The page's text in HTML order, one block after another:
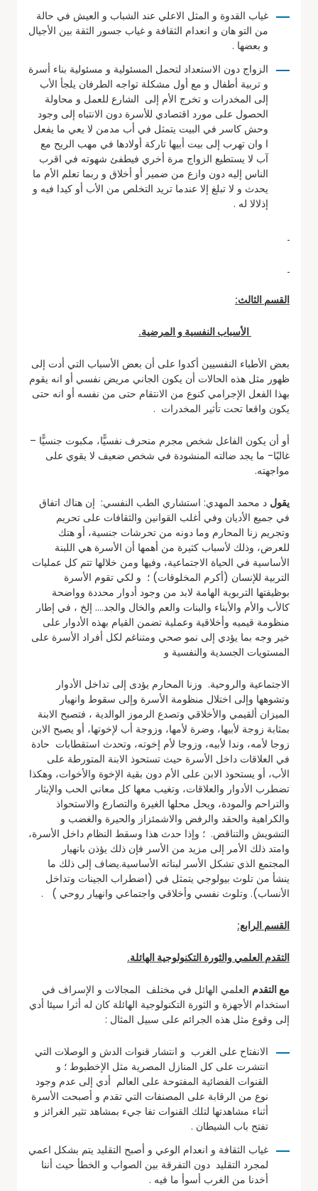
غياب القدوة و المثل الاعلي عند الشباب و العيش في حالة
من التو هان و انعدام الثقافة و غياب جسور الثقة بين الأجيال
و بعضها .
الزواج دون الاستعداد لتحمل المسئولية و مسئولية بناء أسرة
و تربية أطفال و مع أول مشكلة تواجه الطرفان يلجأ الأب
إلى المخدرات و تخرج الأم إلى الشارع للعمل و محاولة
الحصول على مورد اقتصادي للأسرة دون الانتباه إلى وجود
وحش كاسر في البيت يتمثل في أب مدمن لا يعي ما يفعل
ا وان تهرب إلى بيت أبيها تاركة أولادها في مهب الريح مع
آب لا يستطيع الزواج مرة أخري فيطفئ شهوته في اقرب
الناس إليه دون وازع من ضمير أو أخلاق و ربما تعلم الأم ما
يحدث و لا تبلغ إلا عندما تريد التخلص من الأب أو كيدا فيه و
إذلالا له .
القسم الثالث:
الأسباب النفسية و المرضية.
بعض الأطباء النفسيين أكدوا على أن بعض الأسباب التي أدت إلى
ظهور مثل هذه الحالات أن يكون الجاني مريض نفسي أو انه يقوم
بهذا الفعل الإجرامي كنوع من الانتقام حتى من نفسه أو انه حتى
يكون واقعا تحت تأثير المخدرات .
أو أن يكون الفاعل شخص مجرم منحرف نفسيًّا، مكبوت جنسيًّا –
غالبًا- ما يجد ضالته المنشودة في شخص ضعيف لا يقوي على
مواجهته.
يقول د محمد المهدي: استشاري الطب النفسي: إن هناك اتفاق
في جميع الأديان وفي أغلب القوانين والثقافات على تحريم
وتجريم زنا المحارم وما دونه من تحرشات جنسية، أو هتك
للعرض، وذلك لأسباب كثيرة من أهمها أن الأسرة هي اللبنة
الأساسية في الحياة الاجتماعية، وفيها ومن خلالها تتم كل عمليات
التربية للإنسان (أكرم المخلوقات) ؛ و لكي تقوم الأسرة
بوظيفتها التربوية الهامة لابد من وجود أدوار محددة وواضحة
كالأب والأم والأبناء والبنات والعم والخال والجد…. إلخ ، في إطار
منظومة قيميه وأخلاقية وعملية تضمن القيام بهذه الأدوار على
خير وجه بما يؤدي إلى نمو صحي ومتناغم لكل أفراد الأسرة على
المستويات الجسدية والنفسية و
الاجتماعية والروحية. وزنا المحارم يؤدى إلى تداخل الأدوار
وتشوهها وإلى اختلال منظومة الأسرة وإلى سقوط وانهيار
الميزان ألقيمي والأخلاقي وتصدع الرموز الوالدية ، فتصبح الابنة
بمثابة زوجة لأبيها، وضرة لأمها، وزوجة أب لإخوتها، أو يصبح الابن
زوجا لأمه، وندا لأبيه، وزوجا لأم إخوته، وتحدث استقطابات حادة
في العلاقات داخل الأسرة حيث تستحوذ الابنة المتورطة على
الأب، أو يستحوذ الابن على الأم دون بقية الإخوة والأخوات، وهكذا
تضطرب الأدوار والعلاقات، وتغيب معها كل معاني الحب والإيثار
والتراحم والمودة، ويحل محلها الغيرة والتصارع والاستحواذ
والكراهية والحقد والرفض والاشمئزاز والحيرة والغضب و
التشويش والتناقض. ؛ وإذا حدث هذا وسقط النظام داخل الأسرة،
وامتد ذلك الأمر إلى مزيد من الأسر فإن ذلك يؤذن بانهيار
المجتمع الذي تشكل الأسر لبناته الأساسية.يضاف إلى ذلك ما
ينشأ من تلوث بيولوجي يتمثل في (اضطراب الجينات وتداخل
الأنساب). وتلوث نفسي وأخلاقي واجتماعي وانهيار روحي ) .
القسم الرابع:
التقدم العلمي والثورة التكنولوجية الهائلة.
مع التقدم العلمي الهائل في مختلف المجالات و الإسراف في
استخدام الأجهزة و الثورة التكنولوجية الهائلة كان له أثرا سيئا أدي
إلى وقوع مثل هذه الجرائم على سبيل المثال :
الانفتاح على الغرب و انتشار قنوات الدش و الوصلات التي
انتشرت على كل المنازل المصرية مثل الإخطبوط ؛ و
القنوات الفضائية المفتوحة على العالم أدي إلى عدم وجود
نوع من الرقابة على المصنفات التي تقدم و أصبحت الأسرة
أثناء مشاهدتها لتلك القنوات تفا جيء بمشاهد تثير الغرائز و
تفتح باب الشيطان .
غياب الثقافة و انعدام الوعي و أصبح التقليد يتم بشكل اعمي
لمجرد التقليد دون التفرقة بين الصواب و الخطأ حيث أننا
أخدنا من الغرب أسوأ ما فيه .